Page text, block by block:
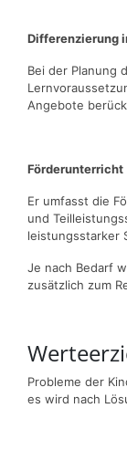
Differenzierung
Bei der Planung
Angebote
Förderunterricht
Er umfasst die
und
leistungsstarker
Je nach Bedarf
zusätzlich zum
Probleme der
es wird nach